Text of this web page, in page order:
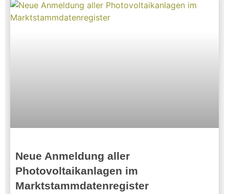
Neue Anmeldung aller
Photovoltaikanlagen im
Marktstammdatenregister